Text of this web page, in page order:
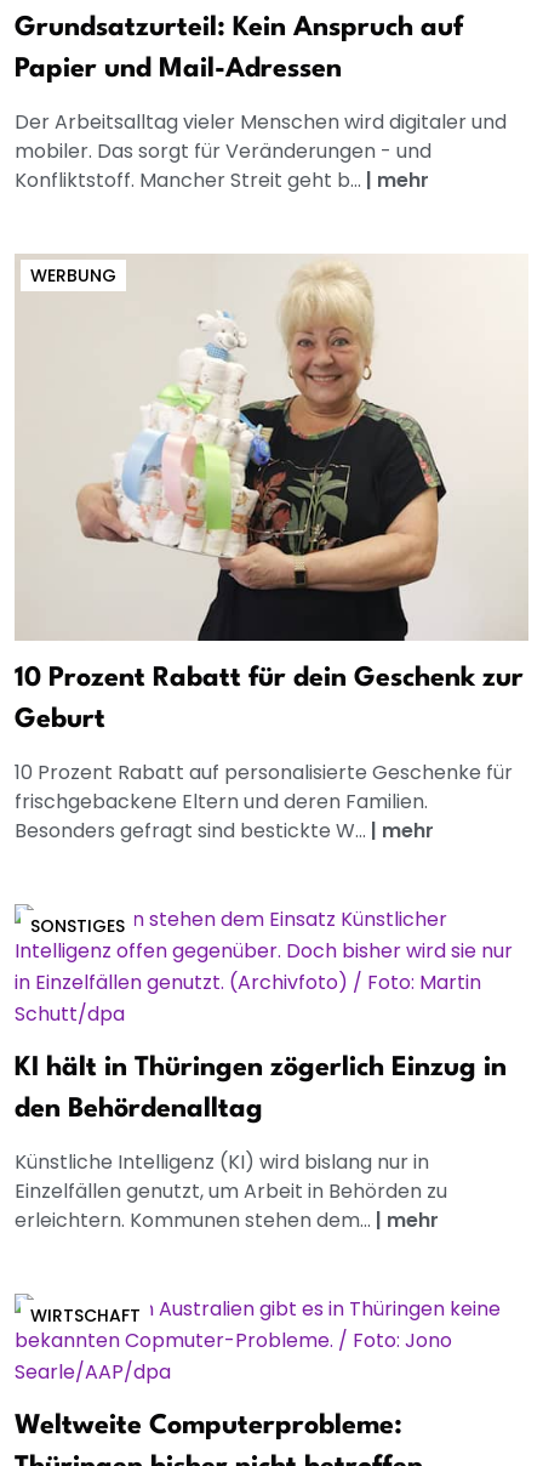
Grundsatzurteil: Kein Anspruch auf
Papier und Mail-Adressen
Der Arbeitsalltag vieler Menschen wird digitaler und
mobiler. Das sorgt für Veränderungen - und
Konfliktstoff. Mancher Streit geht b... | mehr
WERBUNG
10 Prozent Rabatt für dein Geschenk zur
Geburt
10 Prozent Rabatt auf personalisierte Geschenke für
frischgebackene Eltern und deren Familien.
Besonders gefragt sind bestickte W... | mehr
SONSTIGES
KI hält in Thüringen zögerlich Einzug in
den Behördenalltag
Künstliche Intelligenz (KI) wird bislang nur in
Einzelfällen genutzt, um Arbeit in Behörden zu
erleichtern. Kommunen stehen dem... | mehr
WIRTSCHAFT
Weltweite Computerprobleme: